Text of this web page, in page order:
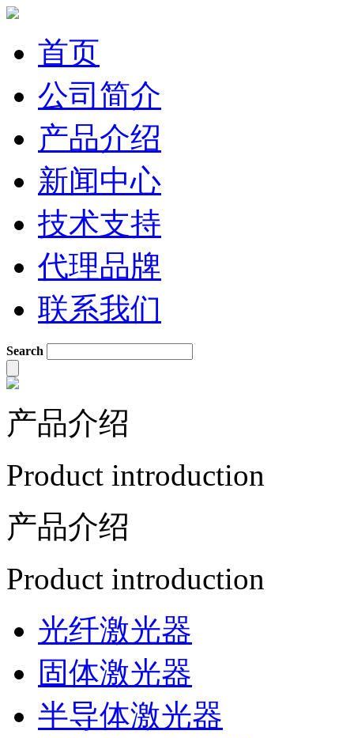
首页
公司简介
产品介绍
新闻中心
技术支持
代理品牌
联系我们
Search
产品介绍
Product introduction
产品介绍
Product introduction
光纤激光器
固体激光器
半导体激光器